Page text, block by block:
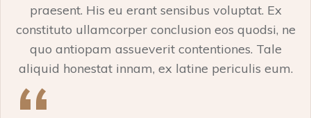
praesent. His eu erant sensibus voluptat. Ex
constituto ullamcorper conclusion eos quodsi, ne
quo antiopam assueverit contentiones. Tale
aliquid honestat innam, ex latine periculis eum.